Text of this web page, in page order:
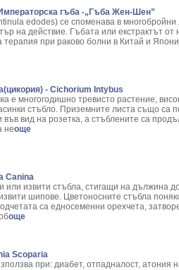
гъба -„Гъба Жен-Шен”
edodes) се споменава в многобройни
на действие. Гъбата или екстрактът от
при раково болни в Китай и
- Cichorium Intybus
е многогодишно тревисто растение,
стъбло. Приземните листа също са
вид на розетка, а стъблените са
неоще
Canina
или извити стъбла, стигащи на дължина
шипове. Цветоносните стъбла
са едносеменни орехчета,
още
Scoparia
при: диабет, отпадналост, атония